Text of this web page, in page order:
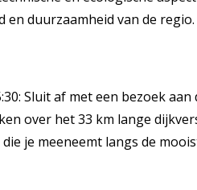
en duurzaamheid van de regio.
Sluit af met een bezoek
over het 33 km lange
je meeneemt langs de